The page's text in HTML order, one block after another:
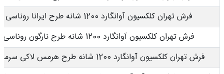
فرش تهران کلکسیون آوانگارد 1200 شانه طرح ایرانا روناسی
فرش تهران کلکسیون آوانگارد 1200 شانه طرح نارگون روناسی
فرش تهران کلکسیون آوانگارد 1200 شانه طرح هرمس لاکی سرمه‌ای